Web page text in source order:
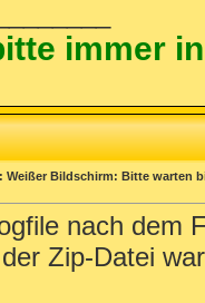
immer
Weißer Bildschirm: Bitte warten
nach dem
Zip-Datei